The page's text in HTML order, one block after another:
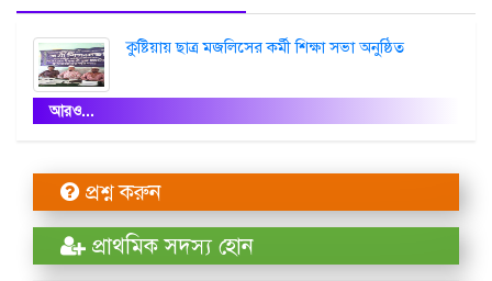
কুষ্টিয়ায় ছাত্র মজলিসের কর্মী শিক্ষা সভা অনুষ্ঠিত
আরও...
প্রশ্ন করুন
প্রাথমিক সদস্য হোন